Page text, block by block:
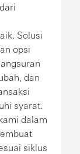
Solusi
opsi
dan
syarat.
dalam
siklus